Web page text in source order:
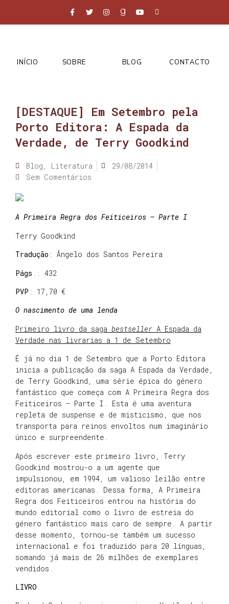
INÍCIO SOBRE BLOG CONTACTO
[DESTAQUE] Em Setembro pela
Porto Editora: A Espada da
Verdade, de Terry Goodkind
Blog , Literatura
29/08/2014
Sem Comentários
A Primeira Regra dos Feiticeiros – Parte I
Terry Goodkind
Tradução : Ângelo dos Santos Pereira
Págs .: 432
PVP : 17,70 €
O nascimento de uma lenda
Primeiro livro da saga bestseller A Espada da
Verdade nas livrarias a 1 de Setembro
É já no dia 1 de Setembro que a Porto Editora
inicia a publicação da saga A Espada da Verdade,
de Terry Goodkind, uma série épica do género
fantástico que começa com A Primeira Regra dos
Feiticeiros – Parte I. Esta é uma aventura
repleta de suspense e de misticismo, que nos
transporta para reinos envoltos num imaginário
único e surpreendente.
Após escrever este primeiro livro, Terry
Goodkind mostrou-o a um agente que
impulsionou, em 1994, um valioso leilão entre
editoras americanas. Dessa forma, A Primeira
Regra dos Feiticeiros entrou na história do
mundo editorial como o livro de estreia do
género fantástico mais caro de sempre. A partir
desse momento, tornou-se também um sucesso
internacional e foi traduzido para 20 línguas,
somando já mais de 26 milhões de exemplares
vendidos.
LIVRO